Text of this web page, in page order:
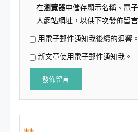
在瀏覽器中儲存顯示名稱、電
人網站網址，以供下次發佈留
用電子郵件通知我後續的迴響。
新文章使用電子郵件通知我。